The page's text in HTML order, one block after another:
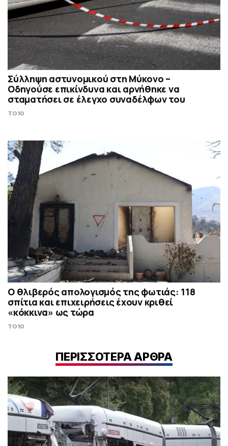
Σύλληψη αστυνομικού στη Μύκονο –
Οδηγούσε επικίνδυνα και αρνήθηκε να
σταματήσει σε έλεγχο συναδέλφων του
TO10
Ο θλιβερός απολογισμός της φωτιάς: 118
σπίτια και επιχειρήσεις έχουν κριθεί
«κόκκινα» ως τώρα
TO10
ΠΕΡΙΣΣΟΤΕΡΑ ΑΡΘΡΑ